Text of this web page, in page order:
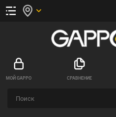
МОЙ GAPPO СРАВНЕНИЕ